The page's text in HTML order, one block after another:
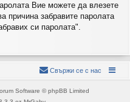
Вие можете да влезете
причина забравите паролата
си паролата".
Свържи се с нас
Software © phpBB Limited